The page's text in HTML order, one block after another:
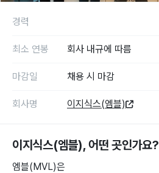
이지식스(엠블), 어떤 곳인가요?
엠블(MVL)은
경력
최소 연봉 회사 내규에 따름
마감일 채용 시 마감
회사명 이지식스(엠블)